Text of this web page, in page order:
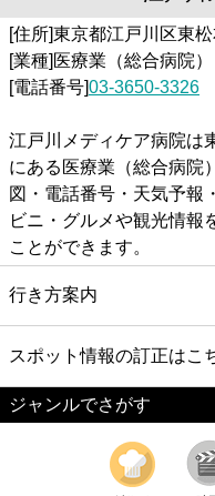
[住所]東京都江戸川区東
[業種]医療業（総合病院）
[電話番号]03-3650-3326
江戸川メディケア病院は
にある医療業（総合病院
図・電話番号・天気予報
ビニ・グルメや観光情報
ことができます。
行き方案内
スポット情報の訂正はこ
ジャンルでさがす